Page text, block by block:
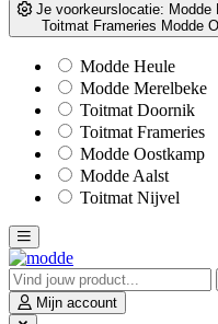
Je voorkeurslocatie: Modde
Toitmat Frameries Modde
Modde Heule
Modde Merelbeke
Toitmat Doornik
Toitmat Frameries
Modde Oostkamp
Modde Aalst
Toitmat Nijvel
Mijn account